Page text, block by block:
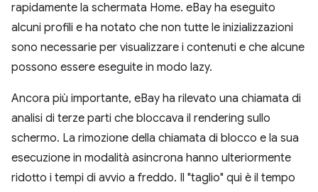
rapidamente la schermata Home. eBay ha eseguito
alcuni profili e ha notato che non tutte le inizializzazioni
sono necessarie per visualizzare i contenuti e che alcune
possono essere eseguite in modo lazy.
Ancora più importante, eBay ha rilevato una chiamata di
analisi di terze parti che bloccava il rendering sullo
schermo. La rimozione della chiamata di blocco e la sua
esecuzione in modalità asincrona hanno ulteriormente
ridotto i tempi di avvio a freddo. Il "taglio" qui è il tempo